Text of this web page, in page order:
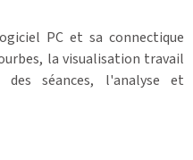
PC et sa connectique
la visualisation travail
séances, l'analyse et